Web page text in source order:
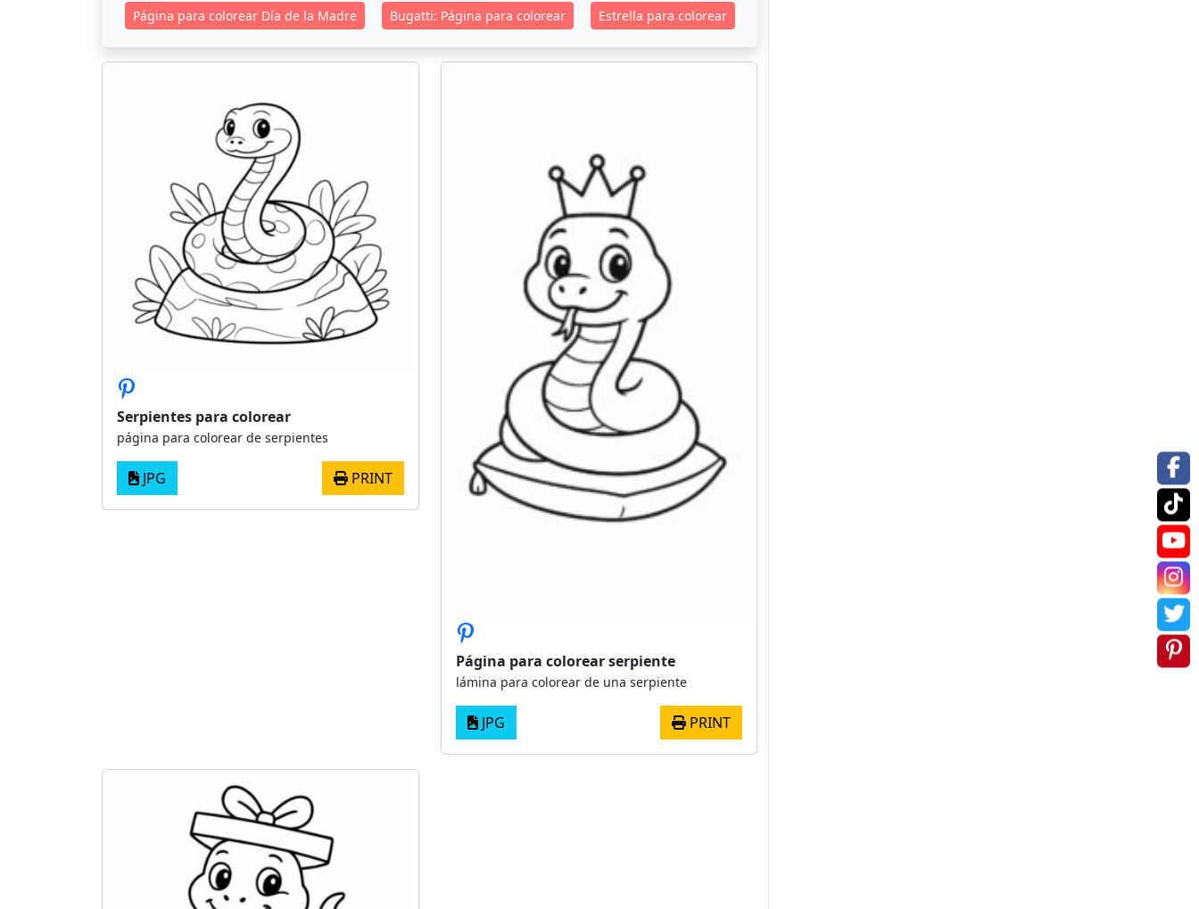
Página para colorear Día de la Madre
Bugatti: Página para colorear Estrella para colorear
Serpientes para colorear
página para colorear de serpientes
JPG PRINT
Página para colorear serpiente
lámina para colorear de una serpiente
JPG PRINT